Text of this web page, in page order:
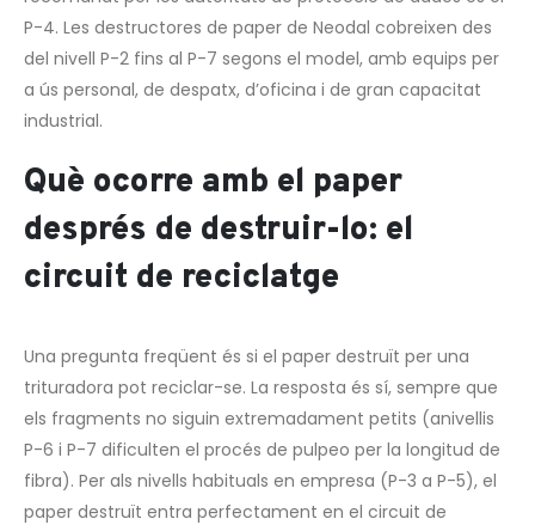
P-4. Les destructores de paper de Neodal cobreixen des
del nivell P-2 fins al P-7 segons el model, amb equips per
a ús personal, de despatx, d’oficina i de gran capacitat
industrial.
Què ocorre amb el paper
després de destruir-lo: el
circuit de reciclatge
Una pregunta freqüent és si el paper destruït per una
trituradora pot reciclar-se. La resposta és sí, sempre que
els fragments no siguin extremadament petits (anivellis
P-6 i P-7 dificulten el procés de pulpeo per la longitud de
fibra). Per als nivells habituals en empresa (P-3 a P-5), el
paper destruït entra perfectament en el circuit de